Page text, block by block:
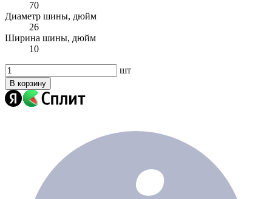
70
Диаметр шины, дюйм
26
Ширина шины, дюйм
10
шт
В корзину